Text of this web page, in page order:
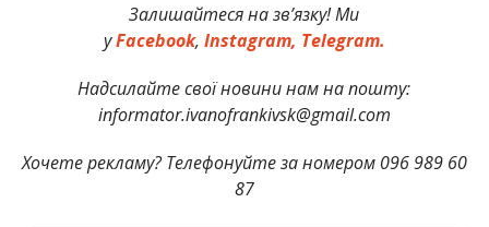
Залишайтеся на зв’язку! Ми
уFacebook, Instagram, Telegram.
Надсилайте свої новини нам на пошту:
informator.ivanofrankivsk@gmail.com
Хочете рекламу? Телефонуйте за номером 096 989 60
87